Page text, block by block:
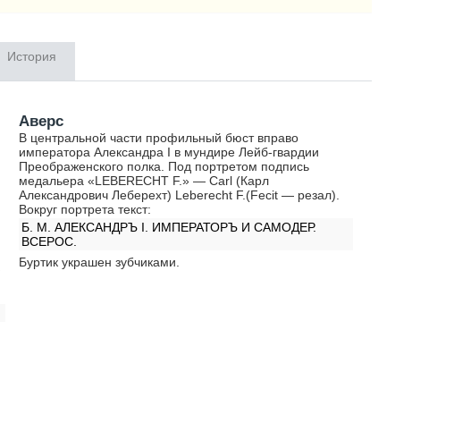
История
Аверс
В центральной части профильный бюст вправо
императора Александра I в мундире Лейб-гвардии
Преображенского полка. Под портретом подпись
медальера «LEBERECHT F.» — Carl (Карл
Александрович Леберехт) Leberecht F.(Fecit — резал).
Вокруг портрета текст:
Б. М. АЛЕКСАНДРЪ I. ИМПЕРАТОРЪ И САМОДЕР.
ВСЕРОС.
Буртик украшен зубчиками.